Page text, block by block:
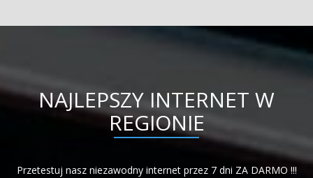
NAJLEPSZY INTERNET W
REGIONIE
Przetestuj nasz niezawodny internet przez 7 dni ZA DARMO !!!